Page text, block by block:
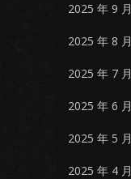
2025 年 9 月
2025 年 8 月
2025 年 7 月
2025 年 6 月
2025 年 5 月
2025 年 4 月